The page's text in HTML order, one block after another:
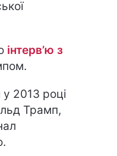
інтерв’ю з
2013 році
Трамп,